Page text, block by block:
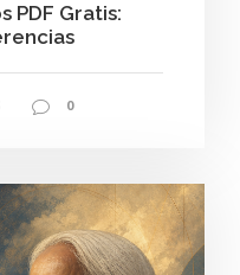
PDF Gratis:
0